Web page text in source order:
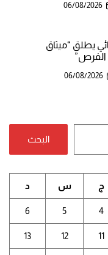
06/08/2026
يطلق “ميثاق
الفرص”
06/08/2026
البحث
ج س د
4
5
6
11
12
13